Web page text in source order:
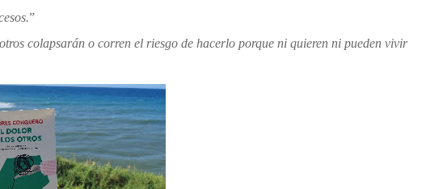
”
colapsarán ­o corren el riesgo de hacerlo­ porque ni quieren ni pueden vivir